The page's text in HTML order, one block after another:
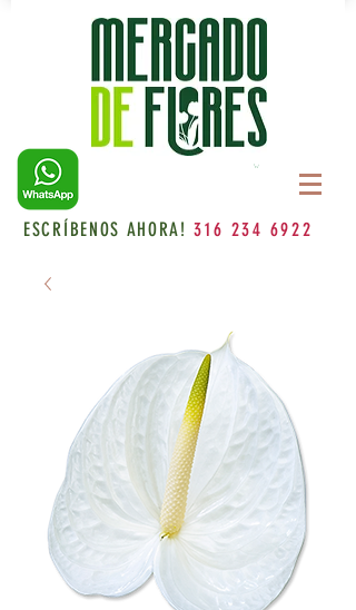
ESCRÍBENOS AHORA! 316 234 6922